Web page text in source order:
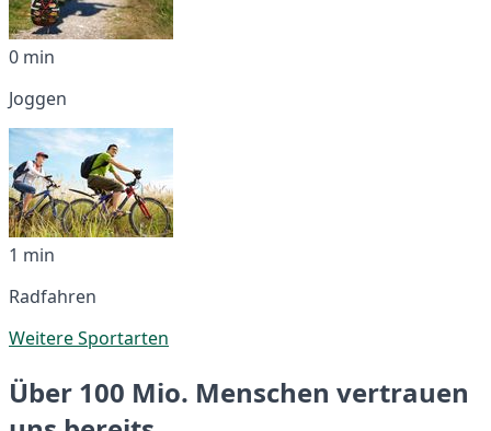
0 min
Joggen
1 min
Radfahren
Weitere Sportarten
Über 100 Mio. Menschen vertrauen